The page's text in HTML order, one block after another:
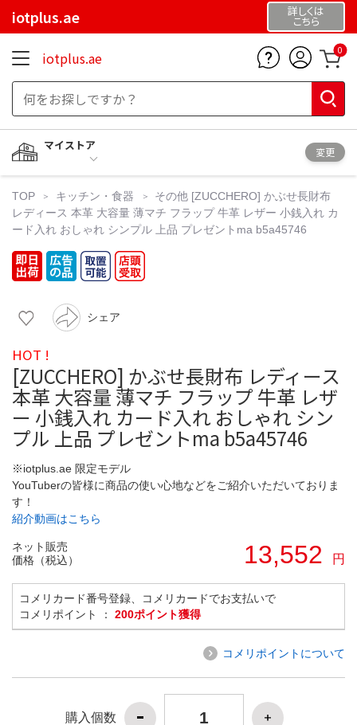
iotplus.ae 詳しくは
こちら
iotplus.ae 0
マイストア
変更
TOP キッチン・食器 その他 [ZUCCHERO] かぶせ長財布
レディース 本革 大容量 薄マチ フラップ 牛革 レザー 小銭入れ カ
ード入れ おしゃれ シンプル 上品 プレゼントma b5a45746
シェア
HOT !
[ZUCCHERO] かぶせ長財布 レディース
本革 大容量 薄マチ フラップ 牛革 レザ
ー 小銭入れ カード入れ おしゃれ シン
プル 上品 プレゼントma b5a45746
※iotplus.ae 限定モデル
YouTuberの皆様に商品の使い心地などをご紹介いただいておりま
す！
紹介動画はこちら
ネット販売
価格（税込）
13,552 円
コメリカード番号登録、コメリカードでお支払いで
コメリポイント ： 200ポイント獲得
コメリポイントについて
購入個数